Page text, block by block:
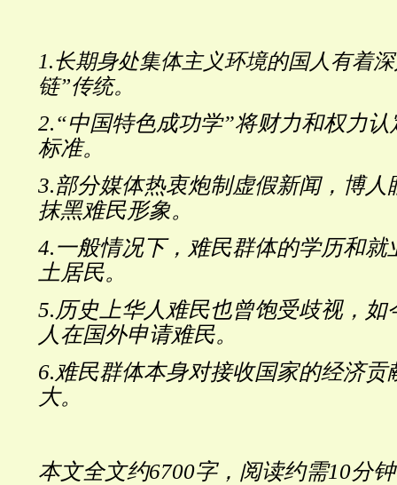
1.长期身处集体主义环境的国人有着
链”传统。
2.“中国特色成功学”将财力和权力
标准。
3.部分媒体热衷炮制虚假新闻，博人
抹黑难民形象。
4.一般情况下，难民群体的学历和就
土居民。
5.历史上华人难民也曾饱受歧视，如
人在国外申请难民。
6.难民群体本身对接收国家的经济贡
大。
本文全文约6700字，阅读约需10分